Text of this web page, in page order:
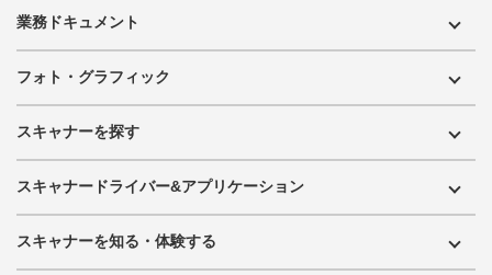
業務ドキュメント
フォト・グラフィック
スキャナーを探す
スキャナードライバー&アプリケーション
スキャナーを知る・体験する